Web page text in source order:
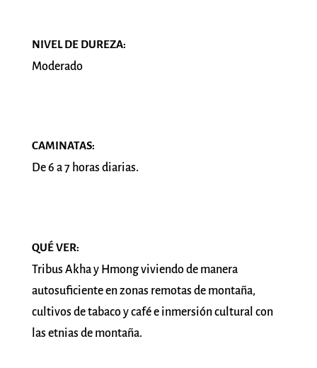
NIVEL DE DUREZA:
Moderado
CAMINATAS:
De 6 a 7 horas diarias.
QUÉ VER:
Tribus Akha y Hmong viviendo de manera
autosuficiente en zonas remotas de montaña,
cultivos de tabaco y café e inmersión cultural con
las etnias de montaña.